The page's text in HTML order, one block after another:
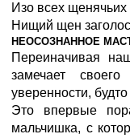
Изо всех щенячьих
Нищий щен
НЕОСОЗНАННОЕ
Переиначивая
замечает
уверенности,
Это впервые
мальчишка, с